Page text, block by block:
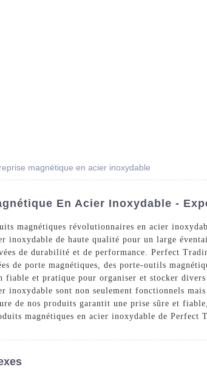
magnétique en acier inoxydable
En Acier Inoxydable -
magnétiques révolutionnaires en acier
inoxydable de haute qualité pour un large
de durabilité et de performance. Perfect
de porte magnétiques, des porte-outils
et pratique pour organiser et stocker
inoxydable sont non seulement fonctionnels
de nos produits garantit une prise sûre et
magnétiques en acier inoxydable de